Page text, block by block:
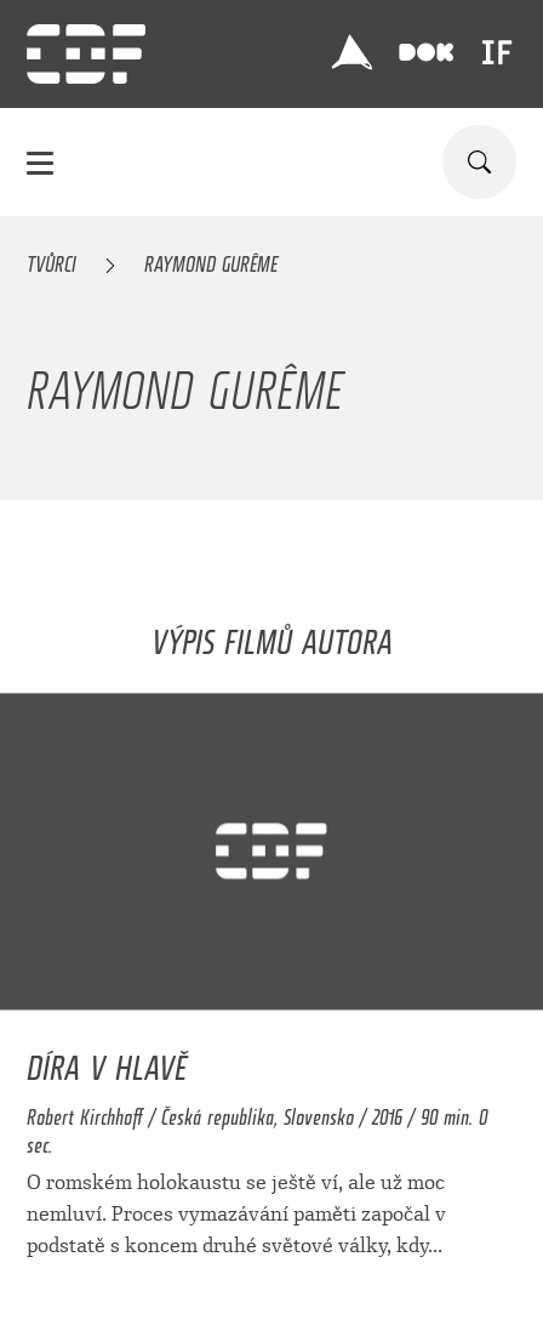
TVŮRCI RAYMOND GURÊME
RAYMOND GURÊME
VÝPIS FILMŮ AUTORA
DÍRA V HLAVĚ
Robert Kirchhoff / Česká republika, Slovensko / 2016 / 90 min. 0
sec.
O romském holokaustu se ještě ví, ale už moc
nemluví. Proces vymazávání paměti započal v
podstatě s koncem druhé světové války, kdy...